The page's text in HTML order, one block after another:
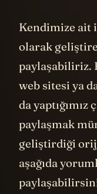
Kendimize ait
olarak
paylaşabiliriz.
web sitesi ya
da yaptığımız
paylaşmak
geliştirdiği
aşağıda